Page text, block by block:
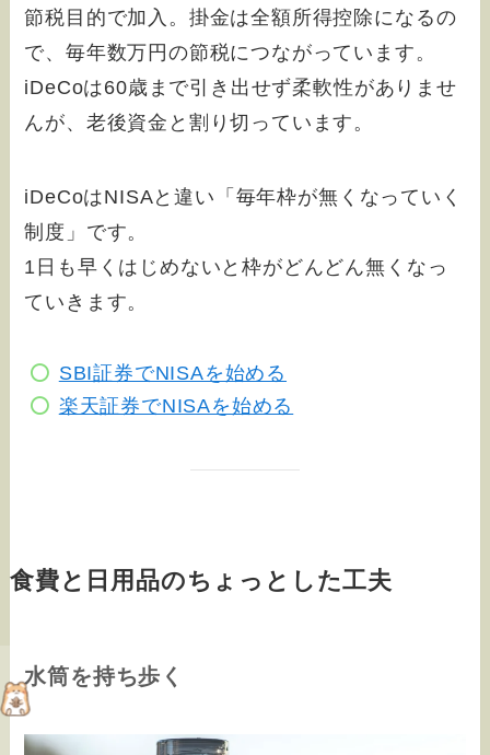
節税目的で加入。掛金は全額所得控除になるの
で、毎年数万円の節税につながっています。
iDeCoは60歳まで引き出せず柔軟性がありませ
んが、老後資金と割り切っています。
iDeCoはNISAと違い「毎年枠が無くなっていく
制度」です。
1日も早くはじめないと枠がどんどん無くなっ
ていきます。
SBI証券でNISAを始める
楽天証券でNISAを始める
食費と日用品のちょっとした工夫
水筒を持ち歩く